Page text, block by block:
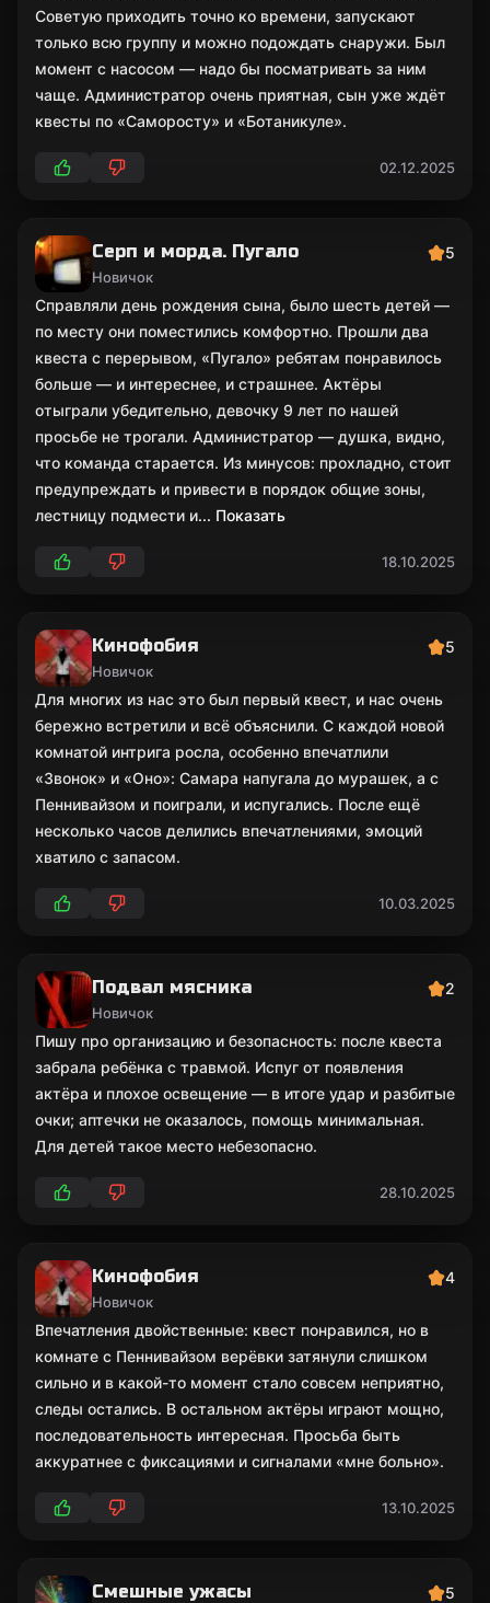
Советую приходить точно ко времени, запускают
только всю группу и можно подождать снаружи. Был
момент с насосом — надо бы посматривать за ним
чаще. Администратор очень приятная, сын уже ждёт
квесты по «Саморосту» и «Ботаникуле».
02.12.2025
Серп и морда. Пугало
Новичок
5
Справляли день рождения сына, было шесть детей —
по месту они поместились комфортно. Прошли два
квеста с перерывом, «Пугало» ребятам понравилось
больше — и интереснее, и страшнее. Актёры
отыграли убедительно, девочку 9 лет по нашей
просьбе не трогали. Администратор — душка, видно,
что команда старается. Из минусов: прохладно, стоит
предупреждать и привести в порядок общие зоны,
лестницу подмести и... Показать
18.10.2025
Кинофобия
Новичок
5
Для многих из нас это был первый квест, и нас очень
бережно встретили и всё объяснили. С каждой новой
комнатой интрига росла, особенно впечатлили
«Звонок» и «Оно»: Самара напугала до мурашек, а с
Пеннивайзом и поиграли, и испугались. После ещё
несколько часов делились впечатлениями, эмоций
хватило с запасом.
10.03.2025
Подвал мясника
Новичок
2
Пишу про организацию и безопасность: после квеста
забрала ребёнка с травмой. Испуг от появления
актёра и плохое освещение — в итоге удар и разбитые
очки; аптечки не оказалось, помощь минимальная.
Для детей такое место небезопасно.
28.10.2025
Кинофобия
Новичок
4
Впечатления двойственные: квест понравился, но в
комнате с Пеннивайзом верёвки затянули слишком
сильно и в какой-то момент стало совсем неприятно,
следы остались. В остальном актёры играют мощно,
последовательность интересная. Просьба быть
аккуратнее с фиксациями и сигналами «мне больно».
13.10.2025
Смешные ужасы 5